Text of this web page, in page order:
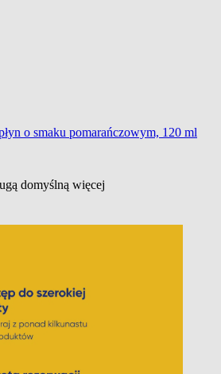
o smaku pomarańczowym, 120 ml
domyślną więcej